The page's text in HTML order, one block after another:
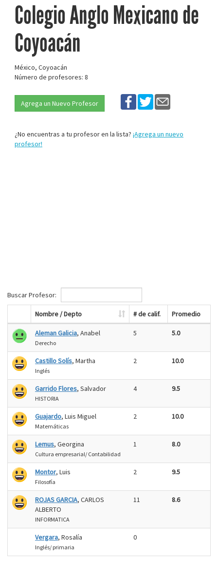
Colegio Anglo Mexicano de
Coyoacán
México, Coyoacán
Número de profesores: 8
Agrega un Nuevo Profesor
¿No encuentras a tu profesor en la lista? ¡Agrega un nuevo
profesor!
Buscar Profesor:
Nombre / Depto # de calif. Promedio
Aleman Galicia, Anabel
Derecho
5 5.0
Castillo Solís, Martha
Inglés
2 10.0
Garrido Flores, Salvador
HISTORIA
4 9.5
Guajardo, Luis Miguel
Matemáticas
2 10.0
Lemus, Georgina
Cultura empresarial/ Contabilidad
1 8.0
Montor, Luis
Filosofía
2 9.5
ROJAS GARCIA, CARLOS
ALBERTO
INFORMATICA
11 8.6
Vergara, Rosalía
Inglés/ primaria
0